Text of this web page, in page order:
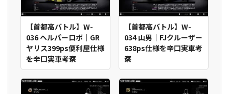
【首都高バトル】W-
036 ヘルパーロボ｜GR
ヤリス399ps便利屋仕様
を辛口実車考察
【首都高バトル】W-
034 山男｜FJクルーザー
638ps仕様を辛口実車考
察